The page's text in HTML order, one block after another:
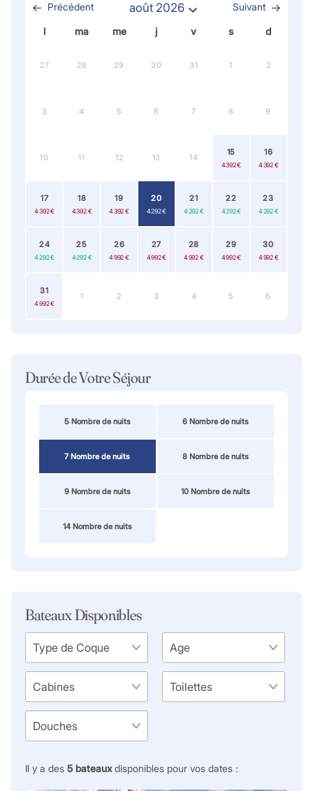
Précédent août 2026 Suivant
l ma me j v s d
27 28 29 30 31 1 2
3 4 5 6 7 8 9
10 11 12 13 14
15
4 392 €
16
4 392 €
17
4 392 €
18
4 392 €
19
4 392 €
20
4 292 €
21
4 292 €
22
4 292 €
23
4 292 €
24
4 292 €
25
4 292 €
26
4 992 €
27
4 992 €
28
4 992 €
29
4 992 €
30
4 992 €
31
4 992 €
1 2 3 4 5 6
Durée de Votre Séjour
5 Nombre de nuits 6 Nombre de nuits
7 Nombre de nuits 8 Nombre de nuits
9 Nombre de nuits 10 Nombre de nuits
14 Nombre de nuits
Bateaux Disponibles
Il y a des 5bateauxdisponibles pour vos dates :